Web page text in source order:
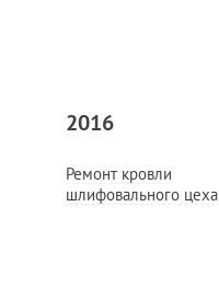
2016
Ремонт кровли
шлифовального цеха